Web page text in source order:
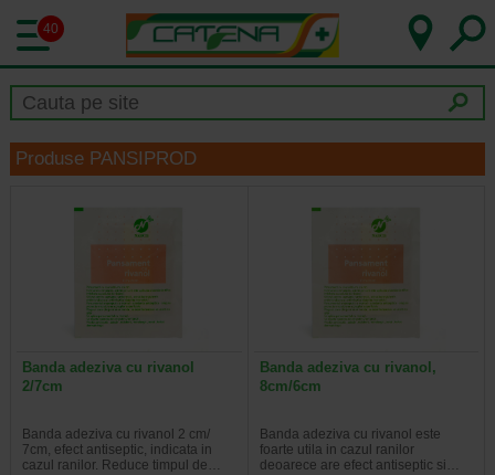
40
Produse PANSIPROD
Banda adeziva cu rivanol
2/7cm
Banda adeziva cu rivanol 2 cm/
7cm, efect antiseptic, indicata in
cazul ranilor. Reduce timpul de…
Banda adeziva cu rivanol,
8cm/6cm
Banda adeziva cu rivanol este
foarte utila in cazul ranilor
deoarece are efect antiseptic si…